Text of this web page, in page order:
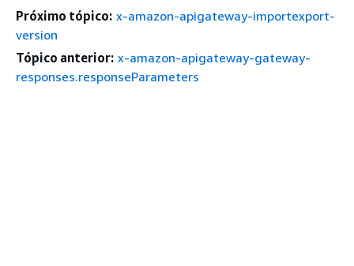
Próximo tópico: x-amazon-apigateway-importexport-
version
Tópico anterior: x-amazon-apigateway-gateway-
responses.responseParameters